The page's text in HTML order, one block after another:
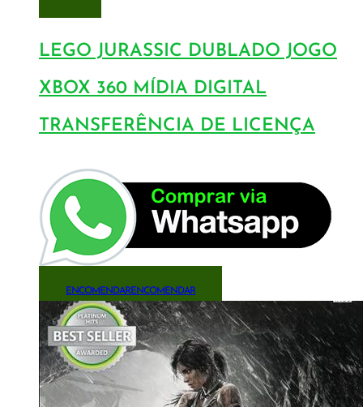
LEGO JURASSIC DUBLADO JOGO
XBOX 360 MÍDIA DIGITAL
TRANSFERÊNCIA DE LICENÇA
ENCOMENDARENCOMENDAR